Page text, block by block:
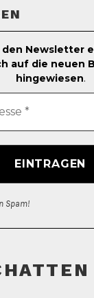
den Newsletter
auf die neuen
hingewiesen.
Spam!